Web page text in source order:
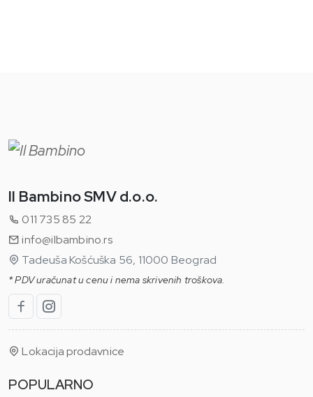
Il Bambino SMV d.o.o.
011 735 85 22
info@ilbambino.rs
Tadeuša Košćuška 56, 11000 Beograd
* PDV uračunat u cenu i nema skrivenih troškova.
Lokacija prodavnice
POPULARNO